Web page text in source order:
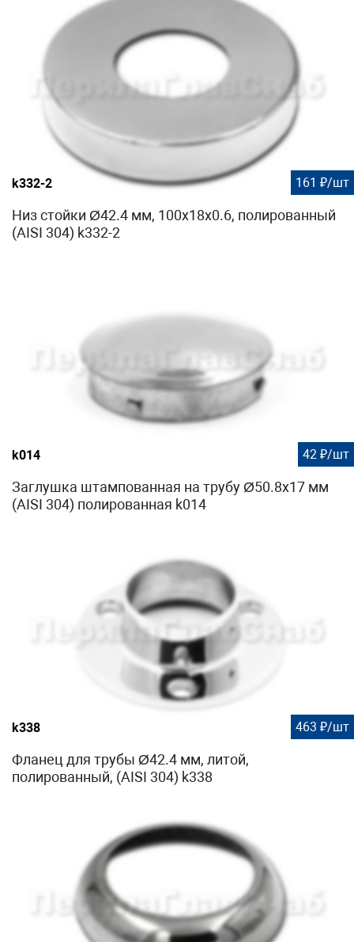
k332-2 161 ₽/шт
Низ стойки Ø42.4 мм, 100х18х0.6, полированный
(AISI 304) k332-2
k014 42 ₽/шт
Заглушка штампованная на трубу Ø50.8х17 мм
(AISI 304) полированная k014
k338 463 ₽/шт
Фланец для трубы Ø42.4 мм, литой,
полированный, (AISI 304) k338